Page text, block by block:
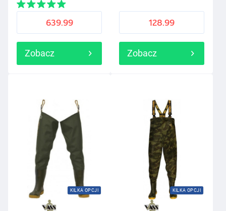
639.99
Zobacz
128.99
Zobacz
KILKA OPCJI KILKA OPCJI